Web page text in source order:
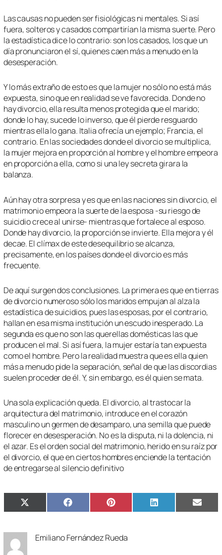
Las causas no pueden ser fisiológicas ni mentales. Si así
fuera, solteros y casados compartirían la misma suerte. Pero
la estadística dice lo contrario: son los casados, los que un
día pronunciaron el sí, quienes caen más a menudo en la
desesperación.
Y lo más extraño de esto es que la mujer no sólo no está más
expuesta, sino que en realidad se ve favorecida. Donde no
hay divorcio, ella resulta menos protegida que el marido;
donde lo hay, sucede lo inverso, que él pierde resguardo
mientras ella lo gana. Italia ofrecía un ejemplo; Francia, el
contrario. En las sociedades donde el divorcio se multiplica,
la mujer mejora en proporción al hombre y el hombre empeora
en proporción a ella, como si una ley secreta girara la
balanza.
Aún hay otra sorpresa y es que en las naciones sin divorcio, el
matrimonio empeora la suerte de la esposa -su riesgo de
suicidio crece al unirse- mientras que fortalece al esposo.
Donde hay divorcio, la proporción se invierte. Ella mejora y él
decae. El clímax de este desequilibrio se alcanza,
precisamente, en los países donde el divorcio es más
frecuente.
De aquí surgen dos conclusiones. La primera es que en tierras
de divorcio numeroso sólo los maridos empujan al alza la
estadística de suicidios, pues las esposas, por el contrario,
hallan en esa misma institución un escudo inesperado. La
segunda es que no son las querellas domésticas las que
producen el mal. Si así fuera, la mujer estaría tan expuesta
como el hombre. Pero la realidad muestra que es ella quien
más a menudo pide la separación, señal de que las discordias
suelen proceder de él. Y, sin embargo, es él quien se mata.
Una sola explicación queda. El divorcio, al trastocar la
arquitectura del matrimonio, introduce en el corazón
masculino un germen de desamparo, una semilla que puede
florecer en desesperación. No es la disputa, ni la dolencia, ni
el azar. Es el orden social del matrimonio, herido en su raíz por
el divorcio, el que en ciertos hombres enciende la tentación
de entregarse al silencio definitivo
Compartir
en
X
(Twitter)
Compartir
en
Facebook Compartir
en
Pinterest Compartir
en
LinkedIn
en
Email
Emiliano Fernández Rueda